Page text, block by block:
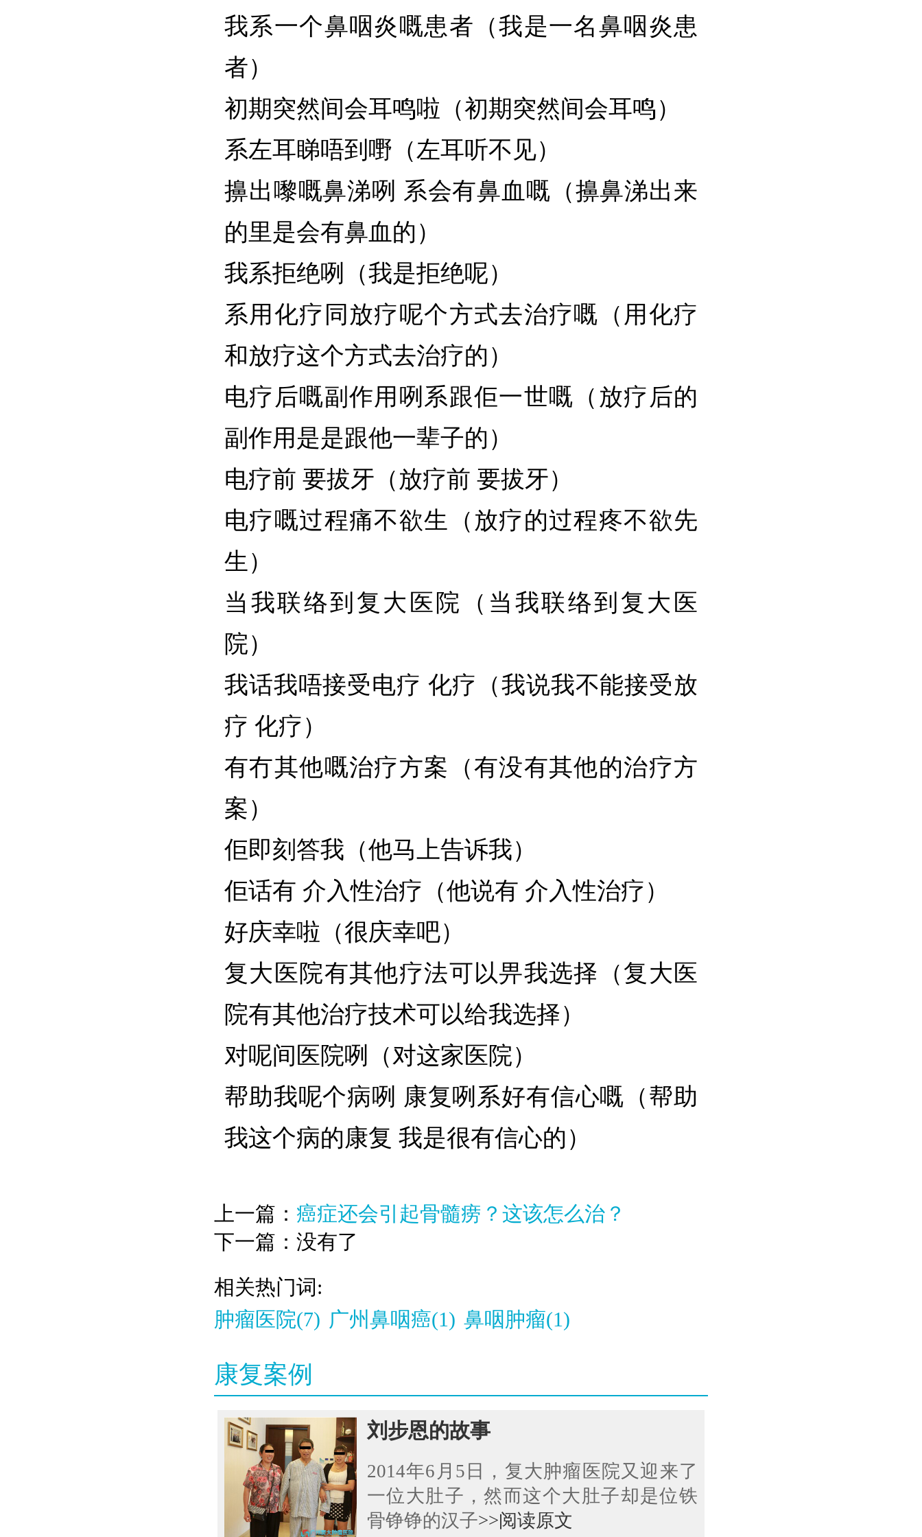
我系一个鼻咽炎嘅患者（我是一名鼻咽炎患
者）
初期突然间会耳鸣啦（初期突然间会耳鸣）
系左耳睇唔到嘢（左耳听不见）
擤出嚟嘅鼻涕咧 系会有鼻血嘅（擤鼻涕出来
的里是会有鼻血的）
我系拒绝咧（我是拒绝呢）
系用化疗同放疗呢个方式去治疗嘅（用化疗
和放疗这个方式去治疗的）
电疗后嘅副作用咧系跟佢一世嘅（放疗后的
副作用是是跟他一辈子的）
电疗前 要拔牙（放疗前 要拔牙）
电疗嘅过程痛不欲生（放疗的过程疼不欲先
生）
当我联络到复大医院（当我联络到复大医
院）
我话我唔接受电疗 化疗（我说我不能接受放
疗 化疗）
有冇其他嘅治疗方案（有没有其他的治疗方
案）
佢即刻答我（他马上告诉我）
佢话有 介入性治疗（他说有 介入性治疗）
好庆幸啦（很庆幸吧）
复大医院有其他疗法可以畀我选择（复大医
院有其他治疗技术可以给我选择）
对呢间医院咧（对这家医院）
帮助我呢个病咧 康复咧系好有信心嘅（帮助
我这个病的康复 我是很有信心的）
上一篇： 癌症还会引起骨髓痨？这该怎么治？
下一篇：没有了
相关热门词:
肿瘤医院(7) 广州鼻咽癌(1) 鼻咽肿瘤(1)
康复案例
刘步恩的故事
2014年6月5日，复大肿瘤医院又迎来了
一位大肚子，然而这个大肚子却是位铁
骨铮铮的汉子>>阅读原文